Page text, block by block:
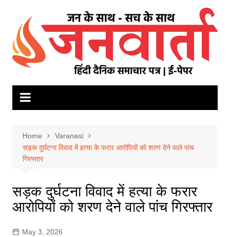
content
Home
Varanasi
सड़क दुर्घटना विवाद में हत्या के फरार आरोपियों को शरण देने वाले पांच
गिरफ्तार
सड़क दुर्घटना विवाद में हत्या के फरार
आरोपियों को शरण देने वाले पांच गिरफ्तार
May 3, 2026